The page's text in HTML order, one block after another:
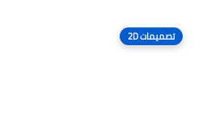
تصميمات 2D